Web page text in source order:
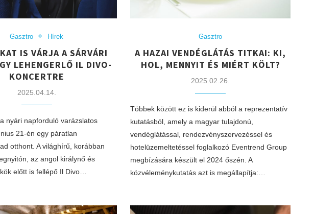
Gasztro Hírek
IS VÁRJA A SÁRVÁRI
LEHENGERLŐ IL DIVO-
KONCERTRE
2025.04.14.
nyári napforduló varázslatos
21-én egy páratlan
otthont. A világhírű, korábban
az angol királynő és
előtt is fellépő Il Divo…
Gasztro
A HAZAI VENDÉGLÁTÁS TITKAI: KI,
HOL, MENNYIT ÉS MIÉRT KÖLT?
2025.02.26.
Többek között ez is kiderül abból a reprezentatív
kutatásból, amely a magyar tulajdonú,
vendéglátással, rendezvényszervezéssel és
hotelüzemeltetéssel foglalkozó Eventrend Group
megbízására készült el 2024 őszén. A
közvéleménykutatás azt is megállapítja:…